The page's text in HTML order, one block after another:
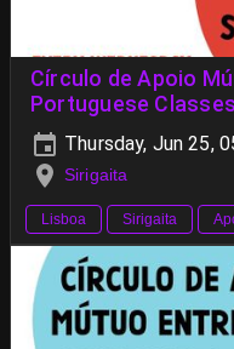
Círculo de Apoio
Portuguese
Thursday, Jun 25,
Sirigaita
Lisboa Sirigaita